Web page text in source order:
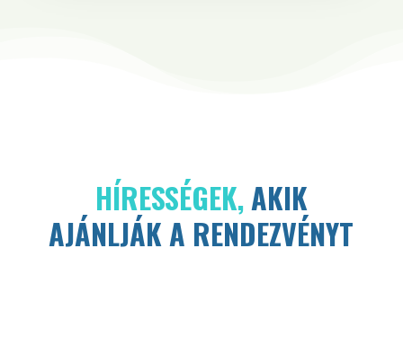
HÍRESSÉGEK,AKIK
AJÁNLJÁK A RENDEZVÉNYT